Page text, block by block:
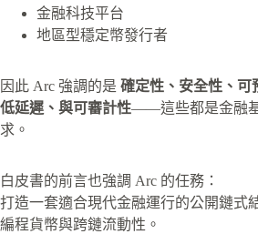
金融科技平台
地區型穩定幣發行者
因此 Arc 強調的是 確定性、安全性、可
低延遲、與可審計性——這些都是金融
求。
白皮書的前言也強調 Arc 的任務：
打造一套適合現代金融運行的公開鏈式
編程貨幣與跨鏈流動性。